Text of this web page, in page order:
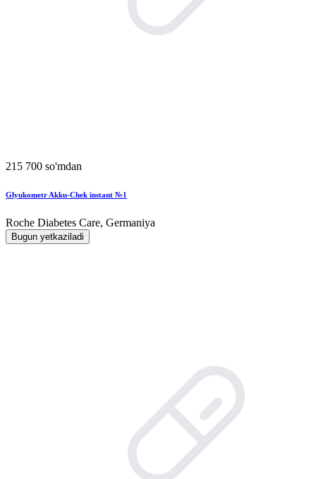
215 700 so'mdan
Glyukometr Akku-Chek instant №1
Roche Diabetes Care, Germaniya
Bugun yetkaziladi